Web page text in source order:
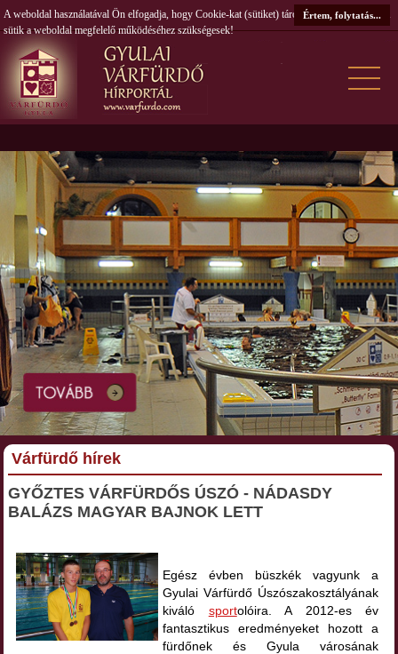
A weboldal használatával Ön elfogadja, hogy Cookie-kat (sütiket) tároljunk számítógépén. A
sütik a weboldal megfelelő működéséhez szükségesek!
Értem, folytatás...
Várfürdő hírek
GYŐZTES VÁRFÜRDŐS ÚSZÓ - NÁDASDY
BALÁZS MAGYAR BAJNOK LETT
Egész évben büszkék vagyunk a
Gyulai Várfürdő Úszószakosztályának
kiváló sportolóira. A 2012-es év
fantasztikus eredményeket hozott a
fürdőnek és Gyula városának